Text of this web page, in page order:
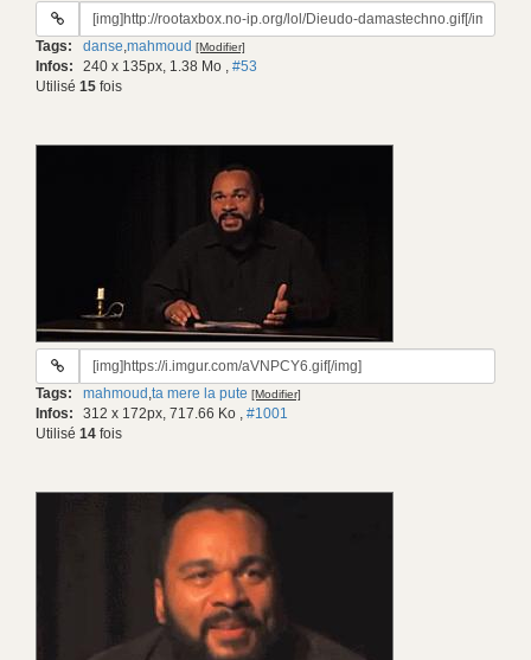
URL
gif:
Tags: danse,mahmoud [Modifier]
Infos: 240 x 135px, 1.38 Mo , #53
Utilisé 15 fois
URL
gif:
Tags: mahmoud ,ta mere la pute [Modifier]
Infos: 312 x 172px, 717.66 Ko , #1001
Utilisé 14 fois